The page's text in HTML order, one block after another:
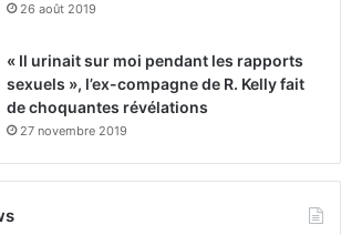
26 août 2019
« Il urinait sur moi pendant les rapports
sexuels », l’ex-compagne de R. Kelly fait
de choquantes révélations
27 novembre 2019